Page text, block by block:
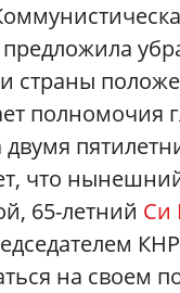
страны
полномочия
двумя
что
65-летний Си
КНР
на своем